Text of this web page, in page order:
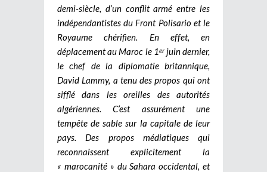
demi-siècle, d’un conflit armé entre les
indépendantistes du Front Polisario et le
Royaume chérifien. En effet, en
déplacement au Maroc le 1erjuin dernier,
le chef de la diplomatie britannique,
David Lammy, a tenu des propos qui ont
sifflé dans les oreilles des autorités
algériennes. C’est assurément une
tempête de sable sur la capitale de leur
pays. Des propos médiatiques qui
reconnaissent explicitement la
« marocanité » du Sahara occidental, et